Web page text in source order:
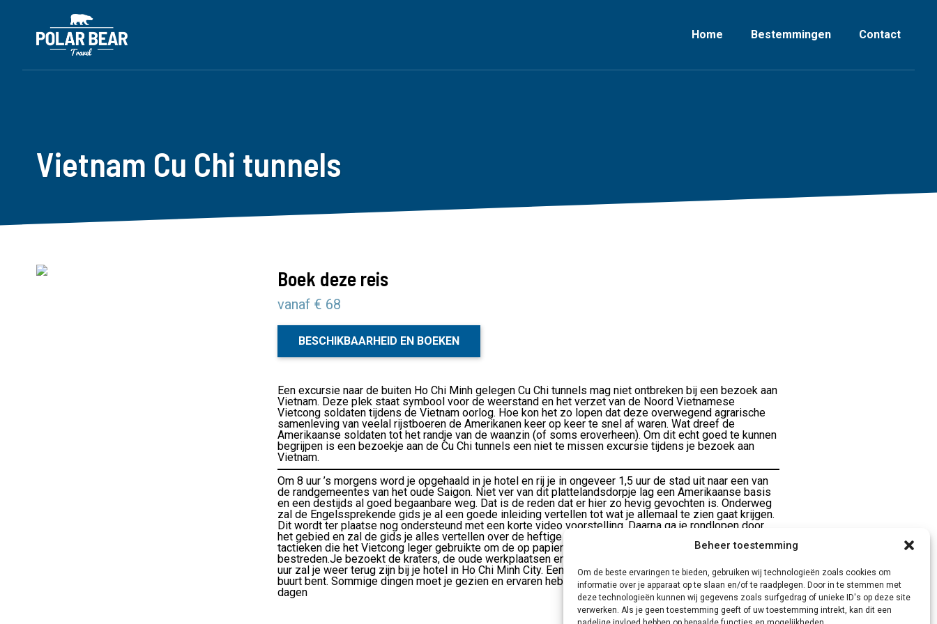
Beheer toestemming
Om de beste ervaringen te bieden, gebruiken wij technologieën zoals cookies om
informatie over je apparaat op te slaan en/of te raadplegen. Door in te stemmen met
deze technologieën kunnen wij gegevens zoals surfgedrag of unieke ID's op deze site
verwerken. Als je geen toestemming geeft of uw toestemming intrekt, kan dit een
Home Bestemmingen Contact
Vietnam Cu Chi tunnels
Boek deze reis
vanaf € 68
BESCHIKBAARHEID EN BOEKEN
Een excursie naar de buiten Ho Chi Minh gelegen Cu Chi tunnels mag niet ontbreken bij een bezoek aan
Vietnam. Deze plek staat symbool voor de weerstand en het verzet van de Noord Vietnamese
Vietcong soldaten tijdens de Vietnam oorlog. Hoe kon het zo lopen dat deze overwegend agrarische
samenleving van veelal rijstboeren de Amerikanen keer op keer te snel af waren. Wat dreef de
Amerikaanse soldaten tot het randje van de waanzin (of soms eroverheen). Om dit echt goed te kunnen
begrijpen is een bezoekje aan de Cu Chi tunnels een niet te missen excursie tijdens je bezoek aan
Vietnam.
Om 8 uur ’s morgens word je opgehaald in je hotel en rij je in ongeveer 1,5 uur de stad uit naar een van
de randgemeentes van het oude Saigon. Niet ver van dit plattelandsdorpje lag een Amerikaanse basis
en een destijds al goed begaanbare weg. Dat is de reden dat er hier zo hevig gevochten is. Onderweg
zal de Engelssprekende gids je al een goede inleiding vertellen tot wat je allemaal te zien gaat krijgen.
Dit wordt ter plaatse nog ondersteund met een korte video voorstelling. Daarna ga je rondlopen door
het gebied en zal de gids je alles vertellen over de heftige strijd die hier heeft plaatsgevonden en de
tactieken die het Vietcong leger gebruikte om de op papier veel krachtigere Amerikanen te
bestreden.Je bezoekt de kraters, de oude werkplaatsen en natuurlijk het tunnel netwerk zelf. Rond 1
uur zal je weer terug zijn bij je hotel in Ho Chi Minh City. Een niet te missen excursie wanneer je in de
buurt bent. Sommige dingen moet je gezien en ervaren hebben om het echt te kunnen begrijpen! 5
dagen